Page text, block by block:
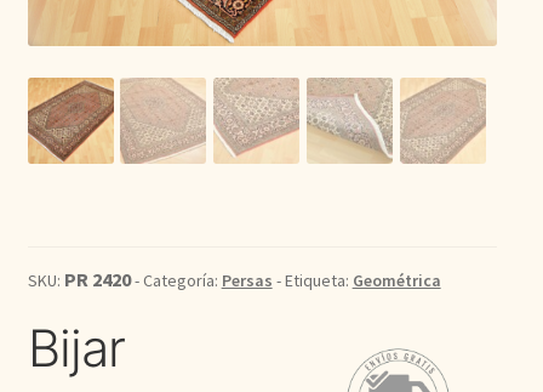
Kilim
Redondas
SKU: PR 2420- Categoría: Persas - Etiqueta: Geométrica
Bijar